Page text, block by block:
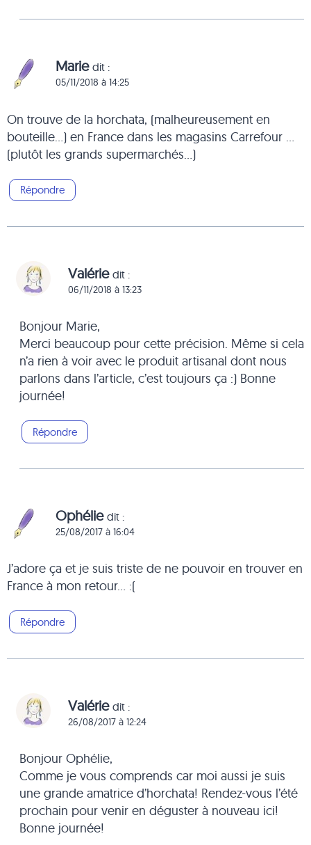
Marie dit :
05/11/2018 à 14:25
On trouve de la horchata, (malheureusement en
bouteille…) en France dans les magasins Carrefour …
(plutôt les grands supermarchés…)
Répondre
Valérie dit :
06/11/2018 à 13:23
Bonjour Marie,
Merci beaucoup pour cette précision. Même si cela
n’a rien à voir avec le produit artisanal dont nous
parlons dans l’article, c’est toujours ça :) Bonne
journée!
Répondre
Ophélie dit :
25/08/2017 à 16:04
J’adore ça et je suis triste de ne pouvoir en trouver en
France à mon retour… :(
Répondre
Valérie dit :
26/08/2017 à 12:24
Bonjour Ophélie,
Comme je vous comprends car moi aussi je suis
une grande amatrice d’horchata! Rendez-vous l’été
prochain pour venir en déguster à nouveau ici!
Bonne journée!